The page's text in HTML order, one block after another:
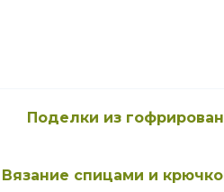
Поделки из
Вязание спицами и